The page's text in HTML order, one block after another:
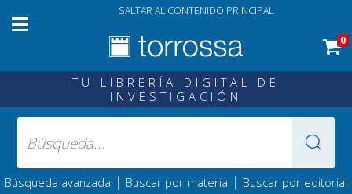
SALTAR AL CONTENIDO PRINCIPAL
0
TU LIBRERÍA DIGITAL DE
INVESTIGACIÓN
Búsqueda avanzada | Buscar por materia | Buscar por editorial